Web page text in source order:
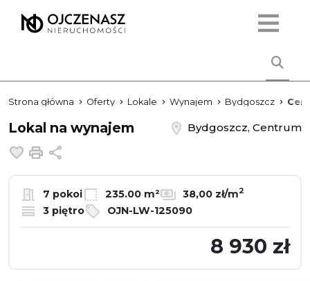
Strona główna Oferty Lokale Wynajem Bydgoszcz
Lokal na wynajem
Bydgoszcz, Centrum
Dodaj do ulubionych
Drukuj
7 pokoi 235.00 m² 38,00 zł/m2
3 piętro OJN-LW-125090
8 930 zł